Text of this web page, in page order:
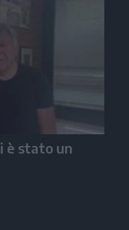
è stato un